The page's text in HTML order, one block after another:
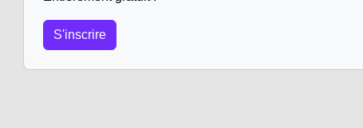
S'inscrire